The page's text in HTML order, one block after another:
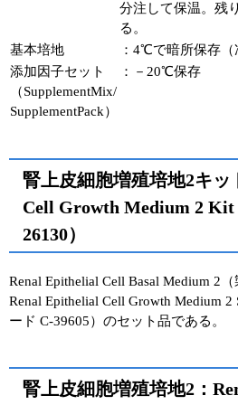
分注して保温。残
る。
基本培地
：4℃で暗所保存（
添加因子セット
（SupplementMix/
SupplementPack）
：－20℃保存
腎上皮細胞増殖培地2キ
Cell Growth Medium 2 Kit
26130）
Renal Epithelial Cell Basal Medium 2
Renal Epithelial Cell Growth Medium 2
ード C-39605）のセット品である。
腎上皮細胞増殖培地2：